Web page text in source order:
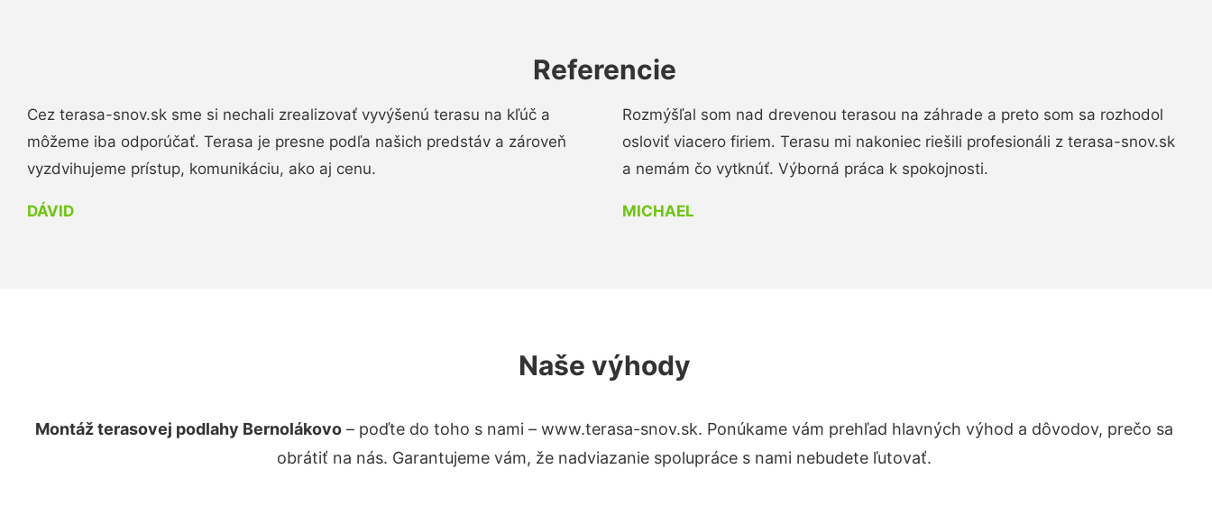
Referencie
Cez terasa-snov.sk sme si nechali zrealizovať vyvýšenú terasu na kľúč a
môžeme iba odporúčať. Terasa je presne podľa našich predstáv a zároveň
vyzdvihujeme prístup, komunikáciu, ako aj cenu.
DÁVID
Rozmýšľal som nad drevenou terasou na záhrade a preto som sa rozhodol
osloviť viacero firiem. Terasu mi nakoniec riešili profesionáli z terasa-snov.sk
a nemám čo vytknúť. Výborná práca k spokojnosti.
MICHAEL
Naše výhody
Montáž terasovej podlahy Bernolákovo – poďte do toho s nami – www.terasa-snov.sk. Ponúkame vám prehľad hlavných výhod a dôvodov, prečo sa
obrátiť na nás. Garantujeme vám, že nadviazanie spolupráce s nami nebudete ľutovať.